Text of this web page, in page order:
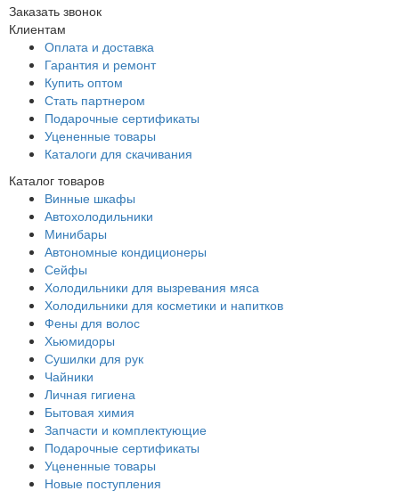
Заказать звонок
Клиентам
Оплата и доставка
Гарантия и ремонт
Купить оптом
Стать партнером
Подарочные сертификаты
Уцененные товары
Каталоги для скачивания
Каталог товаров
Винные шкафы
Автохолодильники
Минибары
Автономные кондиционеры
Сейфы
Холодильники для вызревания мяса
Холодильники для косметики и напитков
Фены для волос
Хьюмидоры
Сушилки для рук
Чайники
Личная гигиена
Бытовая химия
Запчасти и комплектующие
Подарочные сертификаты
Уцененные товары
Новые поступления